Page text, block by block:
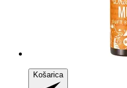
Košarica